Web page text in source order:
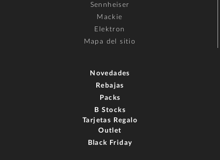
Sennheiser
Mackie
Elektron
Mapa del sitio
Novedades
Rebajas
Packs
B Stocks
Tarjetas Regalo
Outlet
Black Friday